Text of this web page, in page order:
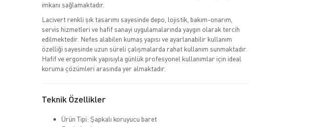
imkanı sağlamaktadır.
Lacivert renkli şık tasarımı sayesinde depo, lojistik, bakım-onarım,
servis hizmetleri ve hafif sanayi uygulamalarında yaygın olarak tercih
edilmektedir. Nefes alabilen kumaş yapısı ve ayarlanabilir kullanım
özelliği sayesinde uzun süreli çalışmalarda rahat kullanım sunmaktadır.
Hafif ve ergonomik yapısıyla günlük profesyonel kullanımlar için ideal
koruma çözümleri arasında yer almaktadır.
Teknik Özellikler
Ürün Tipi: Şapkalı koruyucu baret